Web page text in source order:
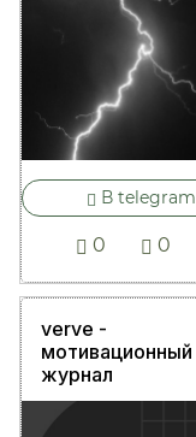
В telegram
0 0
verve -
мотивационный
журнал